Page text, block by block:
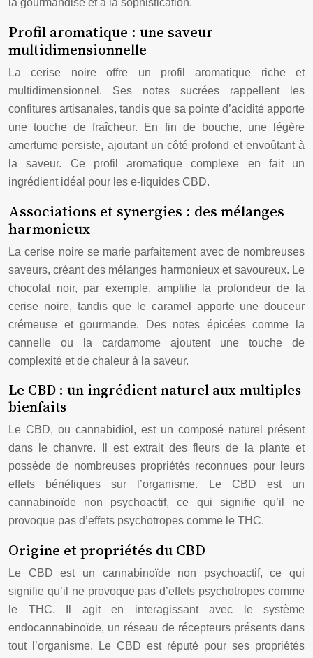
la gourmandise et à la sophistication.
Profil aromatique : une saveur
multidimensionnelle
La cerise noire offre un profil aromatique riche et
multidimensionnel. Ses notes sucrées rappellent les
confitures artisanales, tandis que sa pointe d’acidité apporte
une touche de fraîcheur. En fin de bouche, une légère
amertume persiste, ajoutant un côté profond et envoûtant à
la saveur. Ce profil aromatique complexe en fait un
ingrédient idéal pour les e-liquides CBD.
Associations et synergies : des mélanges
harmonieux
La cerise noire se marie parfaitement avec de nombreuses
saveurs, créant des mélanges harmonieux et savoureux. Le
chocolat noir, par exemple, amplifie la profondeur de la
cerise noire, tandis que le caramel apporte une douceur
crémeuse et gourmande. Des notes épicées comme la
cannelle ou la cardamome ajoutent une touche de
complexité et de chaleur à la saveur.
Le CBD : un ingrédient naturel aux multiples
bienfaits
Le CBD, ou cannabidiol, est un composé naturel présent
dans le chanvre. Il est extrait des fleurs de la plante et
possède de nombreuses propriétés reconnues pour leurs
effets bénéfiques sur l’organisme. Le CBD est un
cannabinoïde non psychoactif, ce qui signifie qu’il ne
provoque pas d’effets psychotropes comme le THC.
Origine et propriétés du CBD
Le CBD est un cannabinoïde non psychoactif, ce qui
signifie qu’il ne provoque pas d’effets psychotropes comme
le THC. Il agit en interagissant avec le système
endocannabinoïde, un réseau de récepteurs présents dans
tout l’organisme. Le CBD est réputé pour ses propriétés